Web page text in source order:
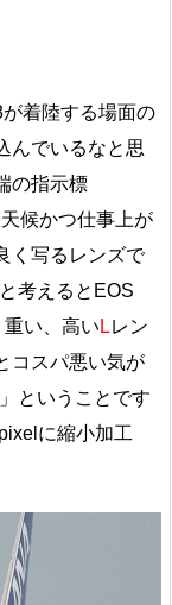
着陸する場面の
んでいるなと思
の指示標
候かつ仕事上が
く写るレンズで
考えるとEOS
い、高いLレン
コスパ悪い気が
ということです
に縮小加工